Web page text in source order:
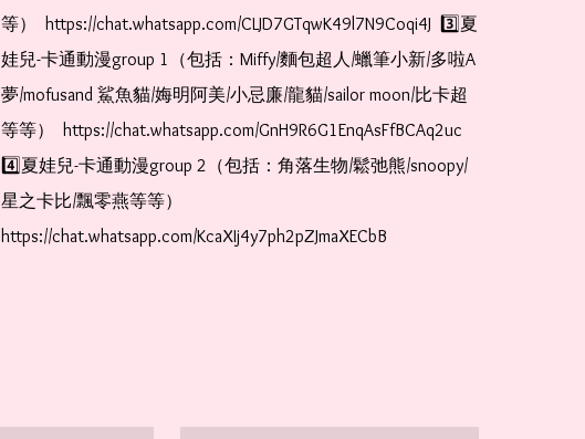
等）  https://chat.whatsapp.com/CLJD7GTqwK49l7N9Coqi4J  3️⃣夏
娃兒-卡通動漫group 1（包括：Miffy/麵包超人/蠟筆小新/多啦A
夢/mofusand 鯊魚貓/娒明阿美/小忌廉/龍貓/sailor moon/比卡超
等等）  https://chat.whatsapp.com/GnH9R6G1EnqAsFfBCAq2uc
4️⃣夏娃兒-卡通動漫group 2（包括：角落生物/鬆弛熊/snoopy/
星之卡比/飄零燕等等）
https://chat.whatsapp.com/KcaXIj4y7ph2pZJmaXECbB